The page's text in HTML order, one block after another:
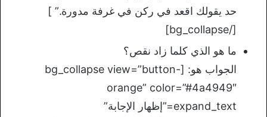
حد يقولك اقعد في ركن في غرفة مدورة.” ]
[/bg_collapse]
ما هو الذي كلما زاد نقص؟
الجواب هو: [bg_collapse view=”button-
orange” color=”#4a4949″
expand_text=”إظهار الإجابة”